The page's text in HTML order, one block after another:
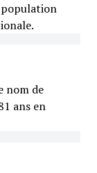
nom de
ans en